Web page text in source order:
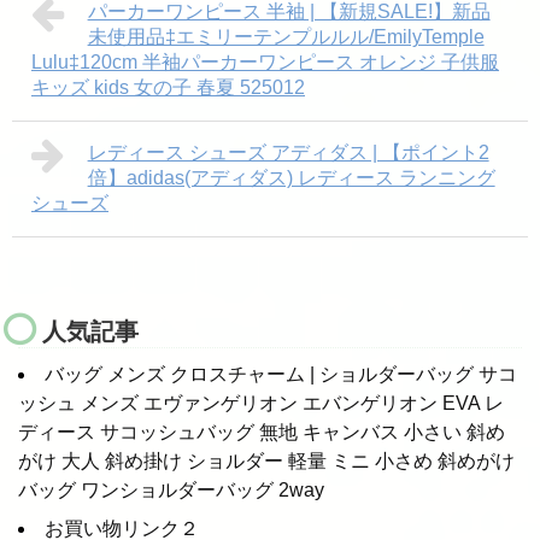
パーカーワンピース 半袖 | 【新規SALE!】新品
未使用品‡エミリーテンプルルル/EmilyTemple
Lulu‡120cm 半袖パーカーワンピース オレンジ 子供服
キッズ kids 女の子 春夏 525012
レディース シューズ アディダス | 【ポイント2
倍】adidas(アディダス) レディース ランニング
シューズ
人気記事
バッグ メンズ クロスチャーム | ショルダーバッグ サコ
ッシュ メンズ エヴァンゲリオン エバンゲリオン EVA レ
ディース サコッシュバッグ 無地 キャンバス 小さい 斜め
がけ 大人 斜め掛け ショルダー 軽量 ミニ 小さめ 斜めがけ
バッグ ワンショルダーバッグ 2way
お買い物リンク２